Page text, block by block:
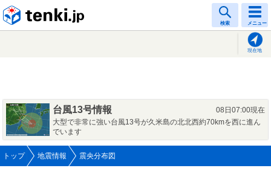
検索 メニュー
現在地
台風13号情報
08日07:00現在
大型で非常に強い台風13号が久米島の北北西約70kmを西に進ん
でいます
トップ 地震情報 震央分布図